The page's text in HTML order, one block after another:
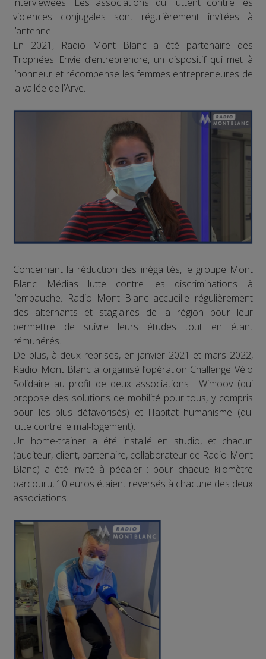
interviewées. Les associations qui luttent contre les
violences conjugales sont régulièrement invitées à
l’antenne.
En 2021, Radio Mont Blanc a été partenaire des
Trophées Envie d’entreprendre, un dispositif qui met à
l’honneur et récompense les femmes entrepreneures de
la vallée de l’Arve.
Concernant la réduction des inégalités, le groupe Mont
Blanc Médias lutte contre les discriminations à
l’embauche. Radio Mont Blanc accueille régulièrement
des alternants et stagiaires de la région pour leur
permettre de suivre leurs études tout en étant
rémunérés.
De plus, à deux reprises, en janvier 2021 et mars 2022,
Radio Mont Blanc a organisé l’opération Challenge Vélo
Solidaire au profit de deux associations : Wimoov (qui
propose des solutions de mobilité pour tous, y compris
pour les plus défavorisés) et Habitat humanisme (qui
lutte contre le mal-logement).
Un home-trainer a été installé en studio, et chacun
(auditeur, client, partenaire, collaborateur de Radio Mont
Blanc) a été invité à pédaler : pour chaque kilomètre
parcouru, 10 euros étaient reversés à chacune des deux
associations.